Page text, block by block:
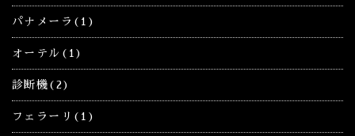
パナメーラ(1)
オーテル(1)
診断機(2)
フェラーリ(1)